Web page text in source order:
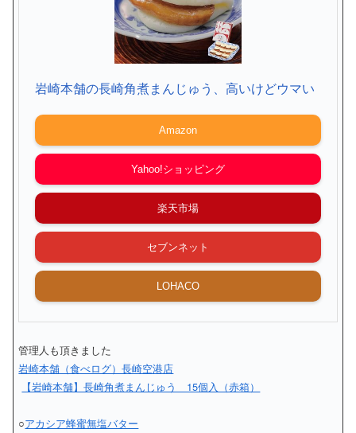
岩崎本舗の長崎角煮まんじゅう、高いけどウマい
Amazon
Yahoo!ショッピング
楽天市場
セブンネット
LOHACO
管理人も頂きました
岩崎本舗（食べログ）長崎空港店
【岩崎本舗】長崎角煮まんじゅう 15個入（赤箱）
○アカシア蜂蜜無塩バター